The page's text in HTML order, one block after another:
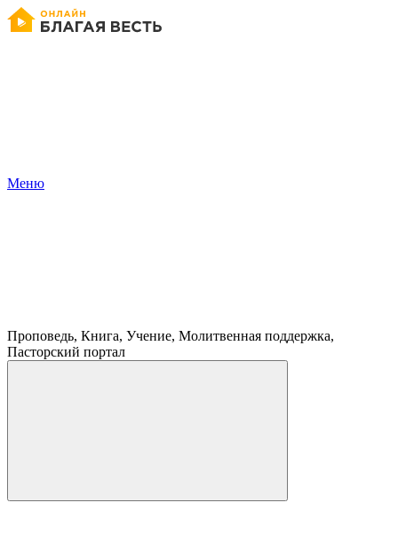
Меню
Проповедь, Книга, Учение, Молитвенная поддержка,
Пасторский портал